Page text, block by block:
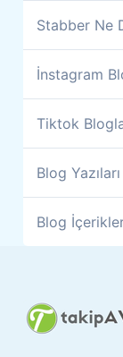
Stabber Ne
İnstagram
Tiktok
Blog Yazıları
Blog